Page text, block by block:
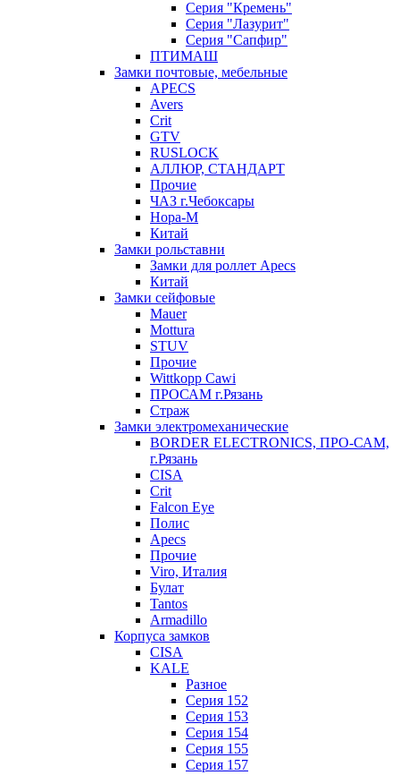
Серия "Кремень"
Серия "Лазурит"
Серия "Сапфир"
ПТИМАШ
Замки почтовые, мебельные
APECS
Avers
Crit
GTV
RUSLOCK
АЛЛЮР, СТАНДАРТ
Прочие
ЧАЗ г.Чебоксары
Нора-М
Китай
Замки рольставни
Замки для роллет Apecs
Китай
Замки сейфовые
Mauer
Mottura
STUV
Прочие
Wittkopp Cawi
ПРОСАМ г.Рязань
Страж
Замки электромеханические
BORDER ELECTRONICS, ПРО-САМ,
г.Рязань
CISA
Crit
Falcon Eye
Полис
Apecs
Прочие
Viro, Италия
Булат
Tantos
Armadillo
Корпуса замков
CISA
KALE
Разное
Серия 152
Серия 153
Серия 154
Серия 155
Серия 157